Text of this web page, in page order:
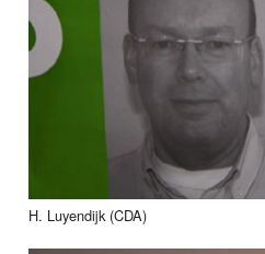
H. Luyendijk (CDA)